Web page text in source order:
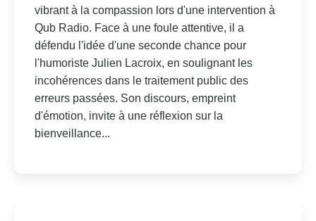
vibrant à la compassion lors d'une intervention à
Qub Radio. Face à une foule attentive, il a
défendu l'idée d'une seconde chance pour
l'humoriste Julien Lacroix, en soulignant les
incohérences dans le traitement public des
erreurs passées. Son discours, empreint
d'émotion, invite à une réflexion sur la
bienveillance...